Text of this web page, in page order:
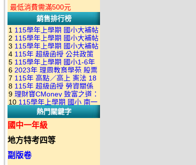
最低消費需滿500元
銷售排行榜
1 115學年上學期 國小大補帖
南一版 國語+數學+社會+生活
+自然 1-6年級 教學光碟DVD
版(3DVD)
2 115學年上學期 國小大補帖
康軒版 國語+數學+社會+生活
+自然 1-6年級 教學光碟DVD
版(3DVD)
3 115學年上學期 國小大補帖
翰林版 國語+數學+社會+生活
+自然 1-6年級 教學光碟DVD
版(3DVD)
4 115年 超級函授 公共政策
22堂課+總複習 張楚老師 含
PDF講義 函授DVD(9DVD)
5 115學年上學期 國小1-6年
級 習作解答(含康軒.南一.翰林
全版本.全科目)合輯版 DVD版
6 2023年 理周教育學苑 股票
當沖煉金術 主講：朱家泓 國
語發音 DVD版
7 115年 高點／高上 憲法 18
堂課 宗台大老師 含PDF講義
函授DVD(8DVD)【適用於律
師司法考試】
8 115年 超級函授 勞資關係
概要 11堂課+總複習 陸川老
師 含PDF講義 函授
DVD(5DVD)
9 理財寶CMoney 致富之道：
上班族飆股攻略班 主講：朱
家泓+林穎 國語發音 DVD版
10 115學年上學期 國小 南一
版 教師手冊(全年級、全領域)
教學光碟DVD版
熱門關鍵字
國中一年級
地方特考四等
副版卷